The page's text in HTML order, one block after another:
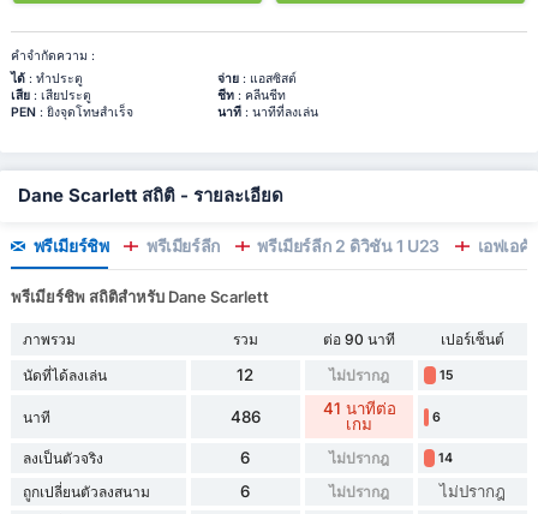
คำจำกัดความ :
ได้: ทำประตู จ่าย: แอสซิสต์
เสีย: เสียประตู ชีท: คลีนชีท
PEN: ยิงจุดโทษสำเร็จ นาที: นาทีที่ลงเล่น
Dane Scarlett สถิติ - รายละเอียด
พรีเมียร์ชิพ พรีเมียร์ลีก พรีเมียร์ลีก 2 ดิวิชั่น 1 U23 เอฟเอคัพ
พรีเมียร์ชิพ สถิติสำหรับ Dane Scarlett
ภาพรวม รวม ต่อ 90 นาที
เปอร์เซ็นต์
นัดที่ได้ลงเล่น
12 ไม่ปรากฎ 15
นาที 486
41 นาทีต่อ
เกม
6
ลงเป็นตัวจริง 6 ไม่ปรากฎ 14
ถูกเปลี่ยนตัวลงสนาม 6 ไม่ปรากฎ ไม่ปรากฎ